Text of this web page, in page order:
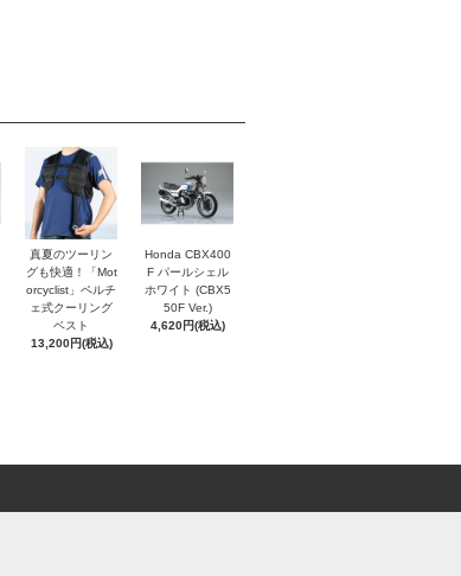
真夏のツーリン
グも快適！「Mot
orcyclist」ペルチ
ェ式クーリング
ベスト
13,200円(税込)
Honda CBX400
F パールシェル
ホワイト (CBX5
50F Ver.)
4,620円(税込)